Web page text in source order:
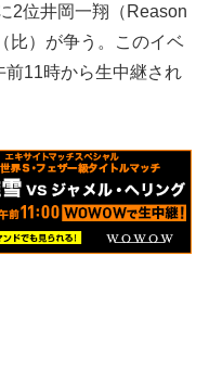
2位井岡一翔（Reason
比）が争う。このイベ
前11時から生中継され